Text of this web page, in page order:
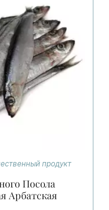
продукт
Посола
Арбатская